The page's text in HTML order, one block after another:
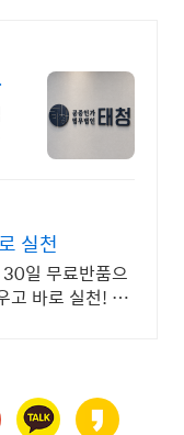
실천
일 무료반품으
고 바로 실천! 오